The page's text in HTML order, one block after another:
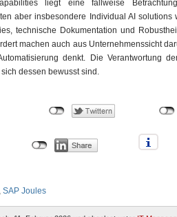
liegt eine fallweise
aber insbesondere Individual AI solutions
technische Dokumentation und
machen auch aus Unternehmenssicht
denkt. Die Verantwortung
dessen bewusst sind.
SAP Joules